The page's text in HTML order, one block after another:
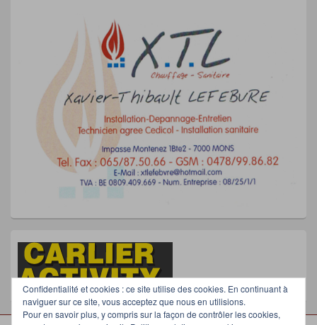
Confidentialité et cookies : ce site utilise des cookies. En continuant à
naviguer sur ce site, vous acceptez que nous en utilisions.
Pour en savoir plus, y compris sur la façon de contrôler les cookies,